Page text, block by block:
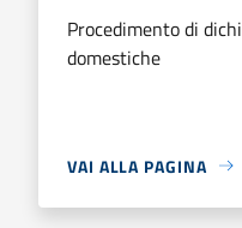
Procedimento di
domestiche
VAI ALLA PAGINA